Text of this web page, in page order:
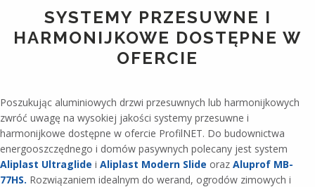
SYSTEMY PRZESUWNE I
HARMONIJKOWE DOSTĘPNE W
OFERCIE
Poszukując aluminiowych drzwi przesuwnych lub harmonijkowych
zwróć uwagę na wysokiej jakości systemy przesuwne i
harmonijkowe dostępne w ofercie ProfilNET. Do budownictwa
energooszczędnego i domów pasywnych polecany jest system
Aliplast Ultraglide i Aliplast Modern Slide oraz Aluprof MB-
77HS. Rozwiązaniem idealnym do werand, ogrodów zimowych i